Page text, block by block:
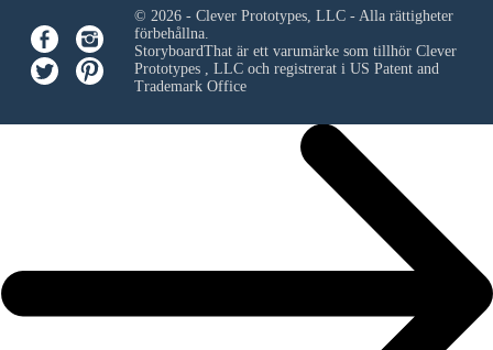
© 2026 - Clever Prototypes, LLC - Alla rättigheter
förbehållna.
StoryboardThat är ett varumärke som tillhör Clever
Prototypes , LLCoch registrerat i US Patent and
Trademark Office